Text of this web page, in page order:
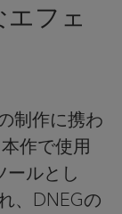
フェ
制作に携わ
作で使用
ールとし
、DNEGの